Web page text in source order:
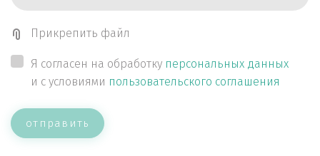
Прикрепить файл
Я согласен на обработку персональных данных
и с условиями пользовательского соглашения
отправить